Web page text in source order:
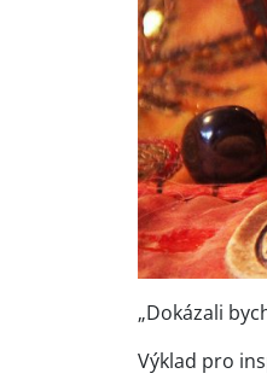
„Dokázali
Výklad pro